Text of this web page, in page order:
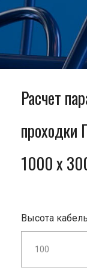
Расчет
1000 x
Высота